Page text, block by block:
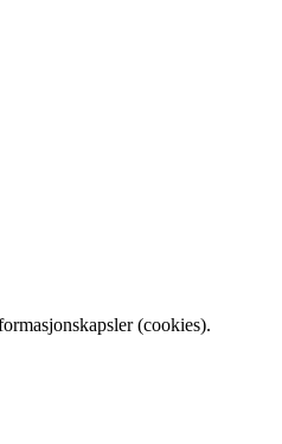
(cookies).